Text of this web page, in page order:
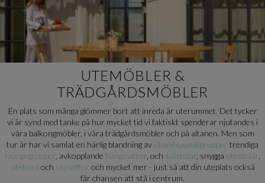
UTEMÖBLER &
TRÄDGÅRDSMÖBLER
En plats som många glömmer bort att inreda är uterummet. Det tycker
vi är synd med tanke på hur mycket tid vi faktiskt spenderar njutandes i
våra balkongmöbler, i våra trädgårdsmöbler och på altanen. Men som
tur är har vi samlat en härlig blandning av utomhusmatgrupper trendiga
loungegrupper , avkopplande hängmattor , och solstolar , snygga utestolar
utebord och utesoffor och mycket mer - just så att din uteplats också
får chansen att stå i centrum.